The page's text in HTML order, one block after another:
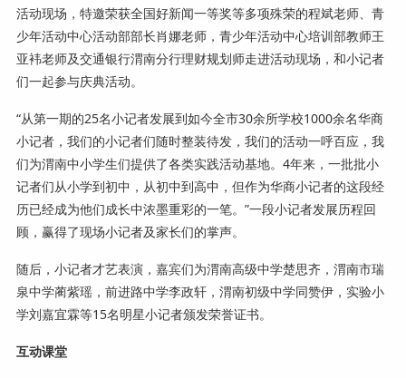
活动现场，特邀荣获全国好新闻一等奖等多项殊荣的程斌老师、青
少年活动中心活动部部长肖娜老师，青少年活动中心培训部教师王
亚袆老师及交通银行渭南分行理财规划师走进活动现场，和小记者
们一起参与庆典活动。
“从第一期的25名小记者发展到如今全市30余所学校1000余名华商
小记者，我们的小记者们随时整装待发，我们的活动一呼百应，我
们为渭南中小学生们提供了各类实践活动基地。4年来，一批批小
记者们从小学到初中，从初中到高中，但作为华商小记者的这段经
历已经成为他们成长中浓墨重彩的一笔。”一段小记者发展历程回
顾，赢得了现场小记者及家长们的掌声。
随后，小记者才艺表演，嘉宾们为渭南高级中学楚思齐，渭南市瑞
泉中学蔺紫瑶，前进路中学李政轩，渭南初级中学同赞伊，实验小
学刘嘉宜霖等15名明星小记者颁发荣誉证书。
互动课堂